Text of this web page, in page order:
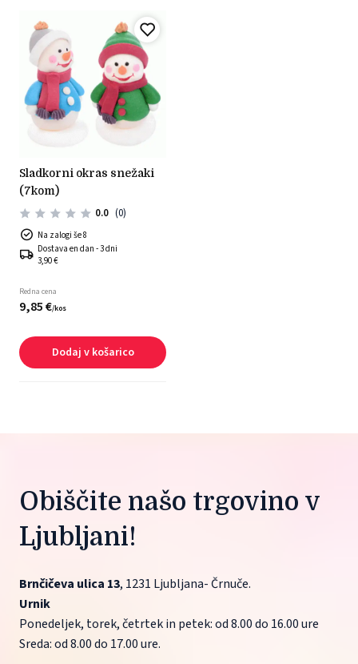
sladkorni okras snežaki
(7kom)
0.0 (0)
Na zalogi še 8
Dostava en dan - 3 dni
3,90 €
Redna cena
9,85€/kos
Dodaj v košarico
Obiščite našo trgovino v
Ljubljani!
Brnčičeva ulica 13, 1231 Ljubljana- Črnuče.
Urnik
Ponedeljek, torek, četrtek in petek: od 8.00 do 16.00 ure
Sreda: od 8.00 do 17.00 ure.